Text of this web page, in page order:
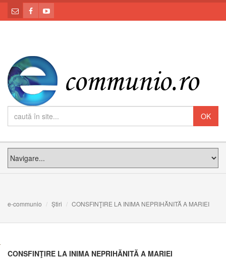
e-communio Știri CONSFINŢIRE LA INIMA NEPRIHĂNITĂ A MARIEI
CONSFINŢIRE LA INIMA NEPRIHĂNITĂ A MARIEI